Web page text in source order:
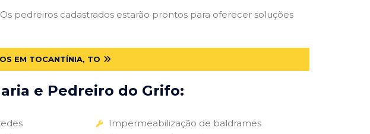
pedreiros cadastrados estarão prontos para oferecer soluções
EM TOCANTÍNIA, TO
e Pedreiro do Grifo:
Impermeabilização de baldrames